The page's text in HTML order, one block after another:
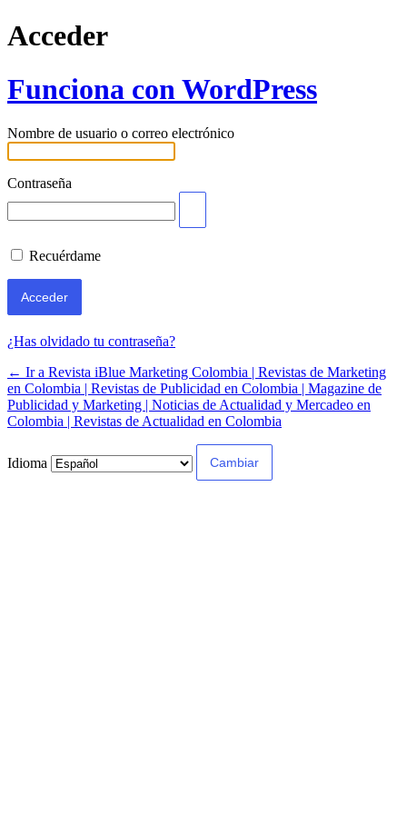
Acceder
Funciona con WordPress
Nombre de usuario o correo electrónico
Contraseña
Recuérdame
¿Has olvidado tu contraseña?
← Ir a Revista iBlue Marketing Colombia | Revistas de Marketing
en Colombia | Revistas de Publicidad en Colombia | Magazine de
Publicidad y Marketing | Noticias de Actualidad y Mercadeo en
Colombia | Revistas de Actualidad en Colombia
Idioma